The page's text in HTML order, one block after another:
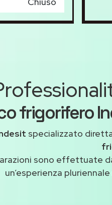
frigorifero
specializzato
sono effettuate
un’esperienza